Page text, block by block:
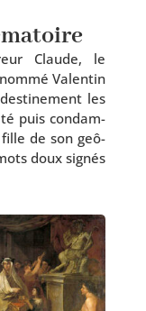
Claude, le
Valentin
les
puis condam­
de son geô­
doux signés